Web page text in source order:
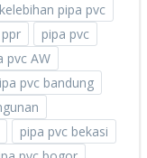
kelebihan pipa pvc
pipa pvc
pvc AW
pvc bandung
pipa pvc bekasi